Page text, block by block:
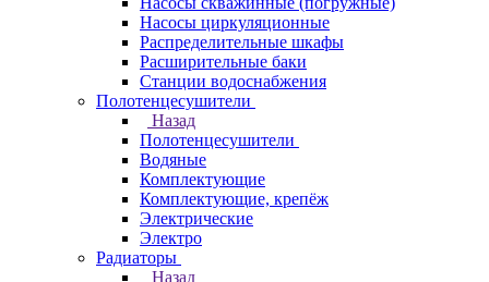
Насосы циркуляционные
Распределительные шкафы
Расширительные баки
Станции водоснабжения
Полотенцесушители
Назад
Полотенцесушители
Водяные
Комплектующие
Комплектующие, крепёж
Электрические
Электро
Радиаторы
Назад